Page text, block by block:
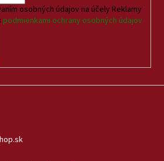
osobných údajov na účely Reklamy
podmienkami ochrany osobných údajov